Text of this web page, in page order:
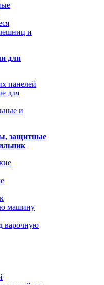
и
для
панелей
для
и
защитные
машину
варочную